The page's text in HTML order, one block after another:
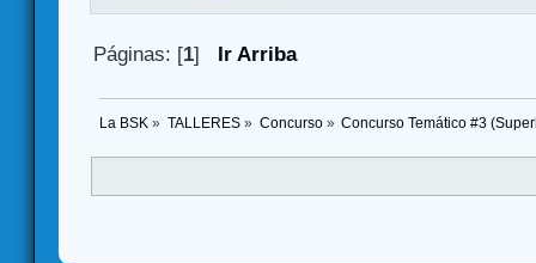
Páginas: [1] Ir Arriba
La BSK » TALLERES» Concurso» Concurso Temático #3